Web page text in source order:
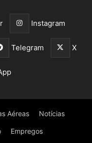
Instagram
Telegram X
Aéreas Notícias
Empregos